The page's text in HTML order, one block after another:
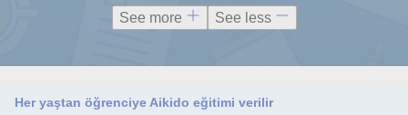
See more
See less
Her yaştan öğrenciye Aikido eğitimi verilir